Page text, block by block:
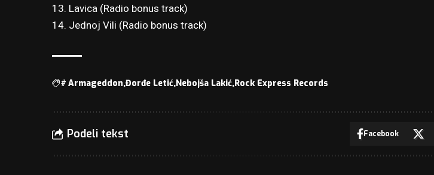
13. Lavica (Radio bonus track)
14. Jednoj Vili (Radio bonus track)
# Armageddon Đorđe Letić Nebojša Lakić Rock Express Records
Podeli tekst Facebook